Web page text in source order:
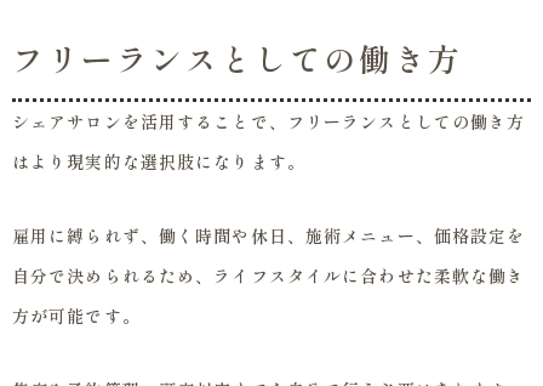
フリーランスとしての働き方
シェアサロンを活用することで、フリーランスとしての働き方
はより現実的な選択肢になります。
雇用に縛られず、働く時間や休日、施術メニュー、価格設定を
自分で決められるため、ライフスタイルに合わせた柔軟な働き
方が可能です。